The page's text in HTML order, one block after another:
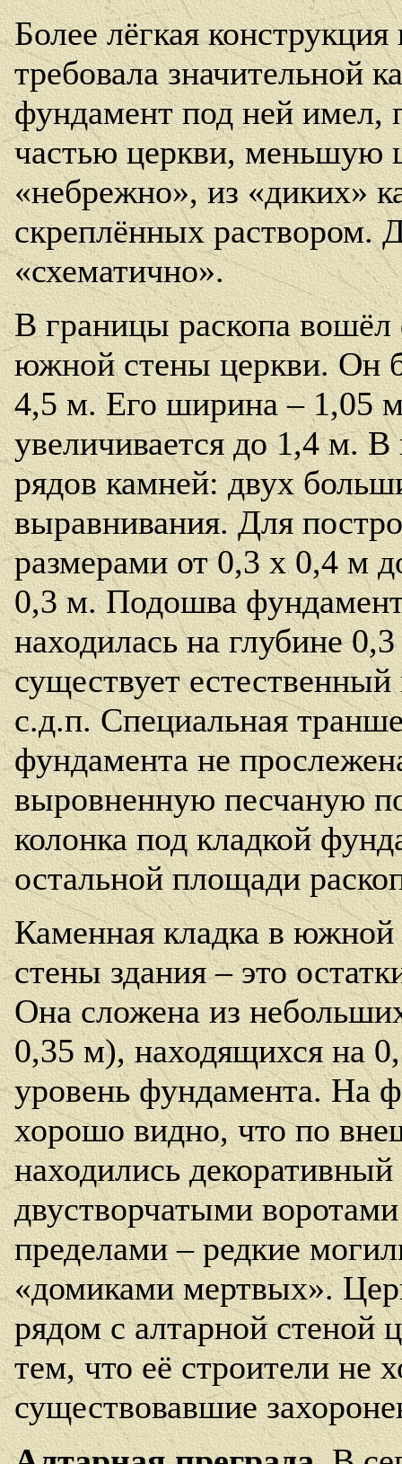
Более лёгкая
требовала значительной
фундамент под ней имел,
частью церкви, меньшую
«небрежно», из «диких»
скреплённых раствором.
«схематично».
В границы раскопа вошёл
южной стены церкви. Он
4,5 м. Его ширина – 1,05
увеличивается до 1,4 м. В
рядов камней: двух
выравнивания. Для
размерами от 0,3 х 0,4 м
0,3 м. Подошва
находилась на глубине
существует
с.д.п. Специальная
фундамента не
выровненную песчаную
колонка под кладкой
остальной площади
Каменная кладка в южной
стены здания – это
Она сложена из
0,35 м), находящихся на
уровень фундамента. На
хорошо видно, что по
находились
двустворчатыми
пределами – редкие
«домиками мертвых».
рядом с алтарной стеной
тем, что её строители не
существовавшие